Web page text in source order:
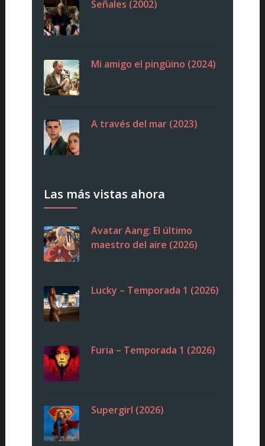
Señales (2002)
Mi amigo el pingüino (2024)
A través del mar (2023)
Las más vistas ahora
Avatar Aang: El último
maestro del aire (2026)
Lucky – Temporada 1 (2026)
Furia – Temporada 1 (2026)
Supergirl (2026)